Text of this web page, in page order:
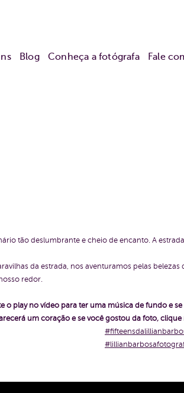
Blog Conheça a fotógrafa Fale
tão deslumbrante e cheio de encanto. A
da estrada, nos aventuramos pelas
redor.
o play no vídeo para ter uma música de fundo e
um coração e se você gostou da foto,